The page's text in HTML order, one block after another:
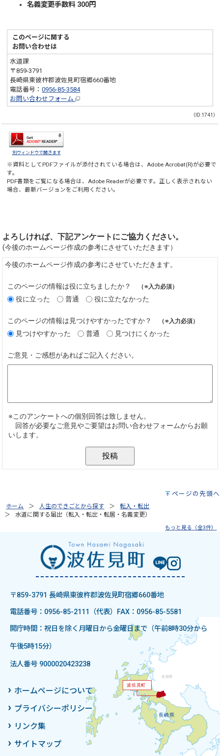
名義変更手数料 300円
このページに関する
お問い合わせは
水道課
〒859-3791
長崎県東彼杵郡波佐見町宿郷660番地
電話番号：0956-85-3584
お問い合わせフォーム
（ID:1741）
別ウィンドウで開きます
※資料としてPDFファイルが添付されている場合は、 Adobe Acrobat(R)が必要で
す。
PDF書類をご覧になる場合は、 Adobe Readerが必要です。正しく表示されない
場合、最新バージョンをご利用ください。
ページの先頭へ
ホーム 人生のできごとから探す
転入・転出
水道に関する届出（転入・転出・転居・名義変更）
もっと見る（全3件）
〒859-3791 長崎県東彼杵郡波佐見町宿郷660番地
電話番号：0956-85-2111（代表）
FAX：0956-85-5581
開庁時間：祝日を除く月曜日から金曜日まで（午前8時30分から
午後5時15分）
法人番号 9000020423238
ホームページについて
プライバシーポリシー
リンク集
サイトマップ